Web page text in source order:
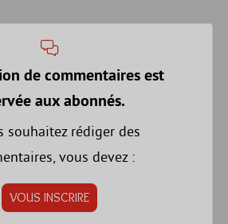
de commentaires est
aux abonnés.
souhaitez rédiger des
vous devez :
VOUS INSCRIRE